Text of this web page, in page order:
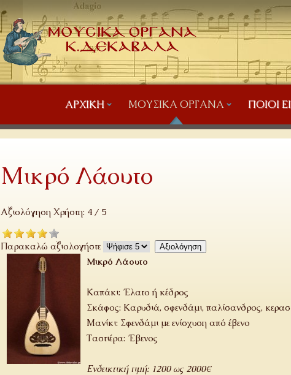
ΑΡΧΙΚΉ ΜΟΥΣΙΚΆ ΌΡΓΑΝΑ ΠΟΙΟΙ
Μικρό Λάουτο
Αξιολόγηση Χρήστη: 4 / 5
Παρακαλώ αξιολογήστε
Μικρό Λάουτο
Καπάκι: Έλατο ή κέδρος
Σκάφος: Καρυδιά, σφενδάμι, παλίσανδρος,
Μανίκι: Σφενδάμι με ενίσχυση από έβενο
Ταστιέρα: Έβενος
Ενδεικτική τιμή: 1200 ως 2000€